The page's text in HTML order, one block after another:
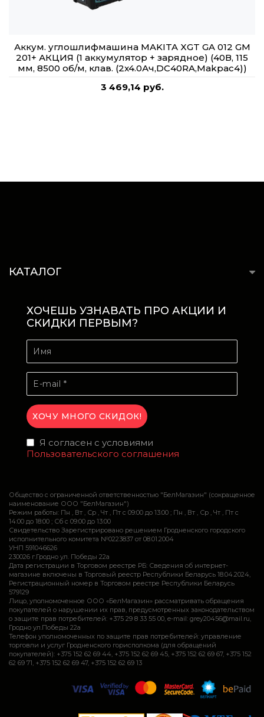
Аккум. углошлифмашина MAKITA XGT GA 012 GM
201+ АКЦИЯ (1 аккумулятор + зарядное) (40В, 115
мм, 8500 об/м, клав. (2x4.0Ач,DC40RA,Makpac4))
3 469,14 руб.
КАТАЛОГ
ХОЧЕШЬ УЗНАВАТЬ ПРО АКЦИИ И
СКИДКИ ПЕРВЫМ?
Я согласен с условиями
Пользовательского соглашения
Общество с ограниченной ответственностью "БелМагазин" (сокращенное
наименование ООО "БелМагазин")
Режим работы: Пн , Вт , Ср , Чт , Пт c 09:00 до 13:00 ; Пн , Вт , Ср , Чт , Пт c
14:00 до 18:00 ; Сб c 09:00 до 13:00
Свидетельство Зарегистрировано решением Гродненского городского
исполнительного комитета №0223837 от 08.01.2004
УНП 591046626
230026 г.Гродно ул. Победы 22а
Дата регистрации в Торговом реестре РБ: Сведения об интернет-
магазине включены в Торговый реестр Республики Беларусь 18.04.2024,
Регистрационный номер в Торговом реестре Республики Беларусь
579129
Лицо, уполномоченное ООО «БелМагазин» рассматривать обращения
покупателей о нарушении их прав, предусмотренных законодательством
о защите прав потребителей: +375 29 8 33 55 00, e-mail: grey20456@mail.ru,
Гродно ул.Победы 22а
Телефон уполномоченных по защите прав потребителей: управление
торговли и услуг Гродненского горисполкома (для обращений
покупателей): +375 152 62 69 44, +375 152 62 69 45, +375 152 62 69 67, +375 152
62 69 71, +375 152 62 69 47, +375 152 62 69 13